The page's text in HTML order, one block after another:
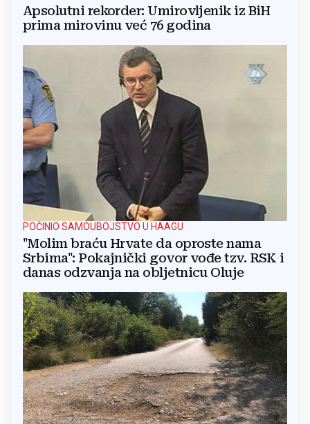
Apsolutni rekorder: Umirovljenik iz BiH
prima mirovinu već 76 godina
POČINIO SAMOUBOJSTVO U HAAGU
"Molim braću Hrvate da oproste nama
Srbima": Pokajnički govor vođe tzv. RSK i
danas odzvanja na obljetnicu Oluje